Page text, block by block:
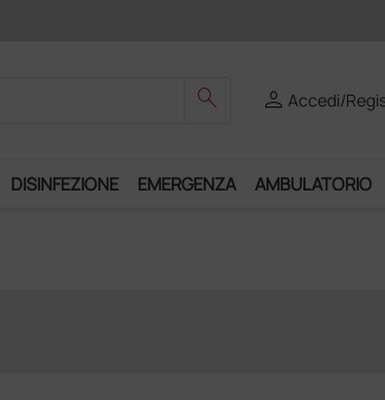
a 39,90 euro + IVA!
search personAccedi/
DISINFEZIONE EMERGENZA AMBULATORIO